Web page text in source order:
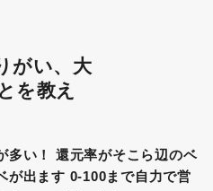
がい、大
を教え
多い！ 還元率がそこら辺のベ
が出ます 0-100まで自力で営